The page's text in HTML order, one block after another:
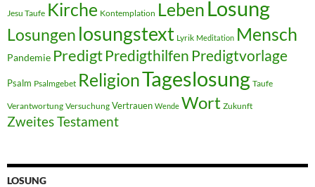
Jesu Taufe Kirche Kontemplation Leben Losung
Losungen losungstext Lyrik Meditation Mensch
Pandemie Predigt Predigthilfen Predigtvorlage
Psalm Psalmgebet ReligionTageslosung Taufe
Verantwortung Versuchung Vertrauen Wende Wort Zukunft
Zweites Testament
LOSUNG